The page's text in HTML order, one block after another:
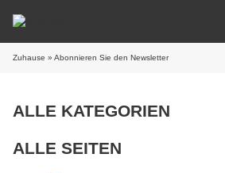
Zuhause » Abonnieren Sie den Newsletter
ALLE KATEGORIEN
ALLE SEITEN